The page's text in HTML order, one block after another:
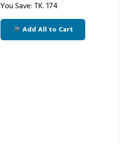
You Save: TK.174
Add All to Cart